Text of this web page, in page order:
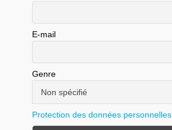
E-mail
Genre
Protection des données personnelles